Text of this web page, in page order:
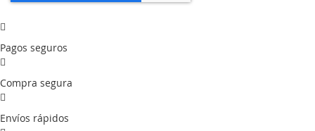
Pagos seguros
Compra segura
Envíos rápidos